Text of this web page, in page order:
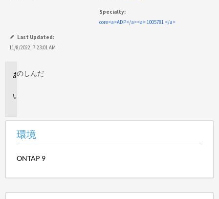
Specialty:
core<a>ADP</a><a> 1005781 </a>
Last Updated:
11/8/2022, 7:23:01 AM
環
のしんだ
環境
ONTAP 9